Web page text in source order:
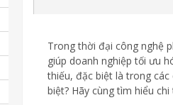
Trong thời đại công nghệ
giúp doanh nghiệp tối ưu
thiếu, đặc biệt là trong các
biệt? Hãy cùng tìm hiểu